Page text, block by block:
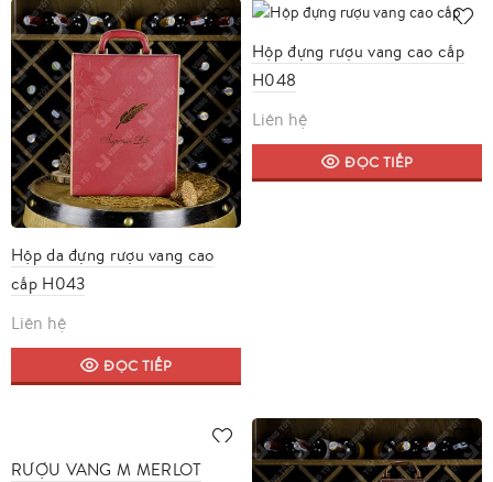
Hộp da đựng rượu vang cao
cấp H043
Liên hệ
ĐỌC TIẾP
Hộp đựng rượu vang cao cấp
H048
Liên hệ
ĐỌC TIẾP
RƯỢU VANG M MERLOT